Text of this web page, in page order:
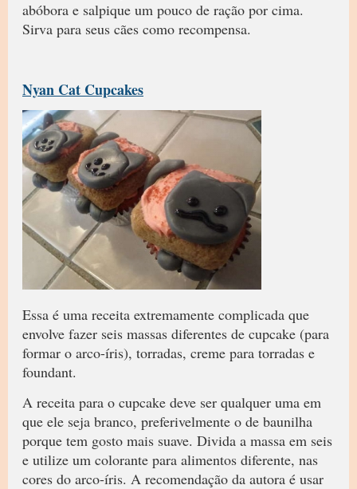
abóbora e salpique um pouco de ração por cima.
Sirva para seus cães como recompensa.
Nyan Cat Cupcakes
Essa é uma receita extremamente complicada que
envolve fazer seis massas diferentes de cupcake (para
formar o arco-íris), torradas, creme para torradas e
foundant.
A receita para o cupcake deve ser qualquer uma em
que ele seja branco, preferivelmente o de baunilha
porque tem gosto mais suave. Divida a massa em seis
e utilize um colorante para alimentos diferente, nas
cores do arco-íris. A recomendação da autora é usar